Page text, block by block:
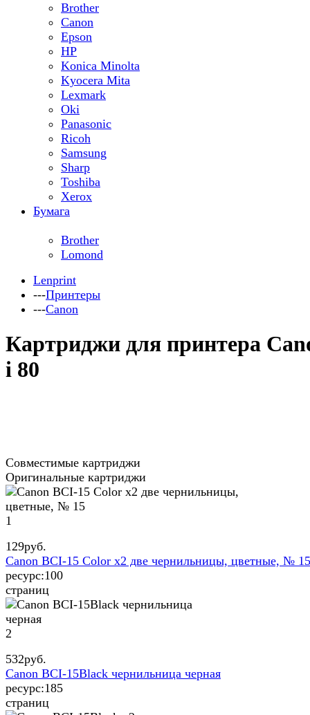
Brother
Canon
Epson
HP
Konica Minolta
Kyocera Mita
Lexmark
Oki
Panasonic
Ricoh
Samsung
Sharp
Toshiba
Xerox
Бумага
Brother
Lomond
Lenprint
---Принтеры
---Canon
Картриджи для принтера
i 80
Совместимые картриджи
Оригинальные картриджи
1
129руб.
Canon BCI-15 Color x2 две чернильницы, цветные, № 15
ресурс:100
страниц
2
532руб.
Canon BCI-15Black чернильница черная
ресурс:185
страниц